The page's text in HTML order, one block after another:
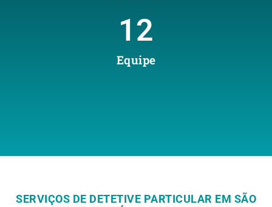
Equipe
12
SERVIÇOS DE DETETIVE PARTICULAR EM SÃO